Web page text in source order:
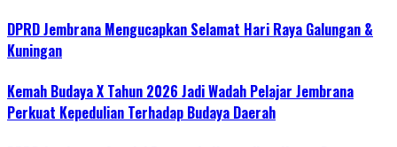
DPRD Jembrana Mengucapkan Selamat Hari Raya Galungan &
Kuningan
Kemah Budaya X Tahun 2026 Jadi Wadah Pelajar Jembrana
Perkuat Kepedulian Terhadap Budaya Daerah